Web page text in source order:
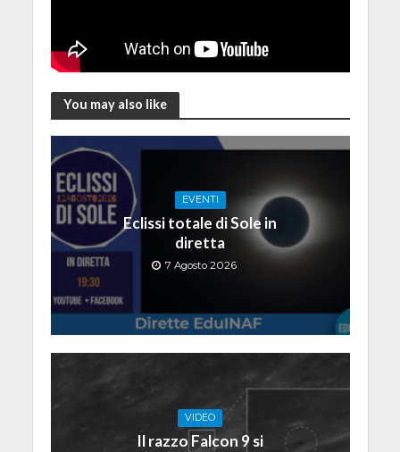
You may also like
EVENTI
Eclissi totale di Sole in
diretta
7 Agosto 2026
VIDEO
Il razzo Falcon 9 si